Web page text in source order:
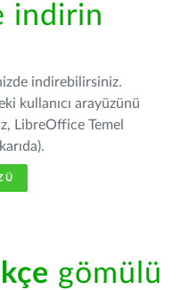
indirin
indirebilirsiniz.
kullanıcı arayüzünü
LibreOffice Temel
gömülü